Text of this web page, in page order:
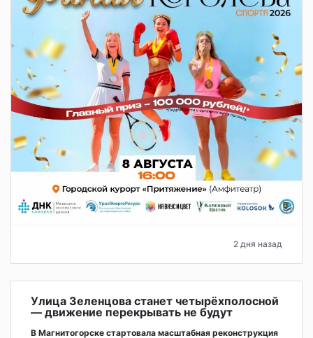
2 дня назад
Улица Зеленцова станет четырёхполосной
— движение перекрывать не будут
В Магнитогорске стартовала масштабная реконструкция